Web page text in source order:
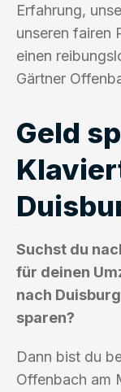
Erfahrung,
unseren fairen
einen
Gärtner
Geld
Suchst du
für deinen
nach
sparen?
Dann bist du
Offenbach am